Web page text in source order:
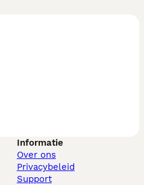
Informatie
Over ons
Privacybeleid
Support